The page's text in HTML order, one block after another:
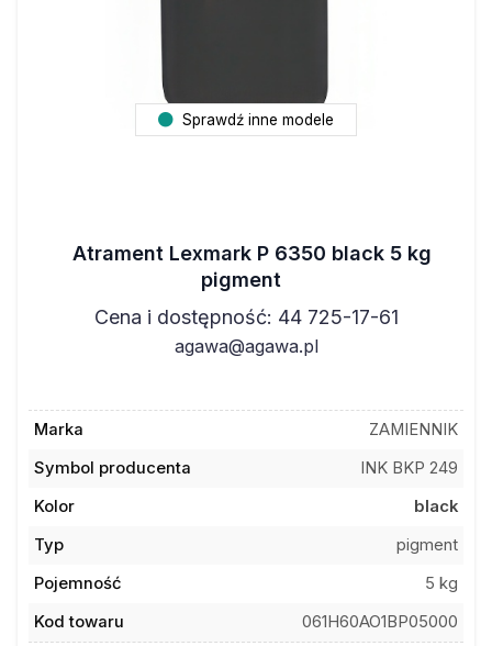
Sprawdź inne modele
Atrament Lexmark P 6350 black 5 kg
pigment
Cena i dostępność: 44 725-17-61
agawa@agawa.pl
Marka
ZAMIENNIK
Symbol producenta
INK BKP 249
Kolor
black
Typ
pigment
Pojemność
5 kg
Kod towaru
061H60AO1BP05000